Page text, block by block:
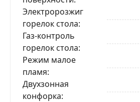
Электророзжиг
горелок стола
Газ-контроль
горелок стола
Режим малое
пламя
Двухзонная
конфорка